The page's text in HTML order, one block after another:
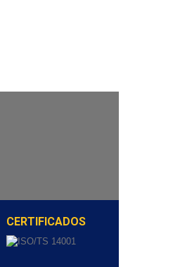
CERTIFICADOS